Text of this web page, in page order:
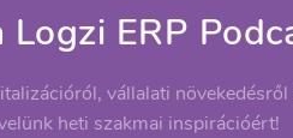
Logzi ERP
vállalati
heti szakmai inspirációért!